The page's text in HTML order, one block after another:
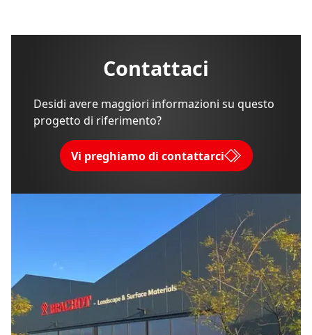
Contattaci
Desidi avere maggiori informazioni su questo
progetto di riferimento?
Vi preghiamo di contattarci